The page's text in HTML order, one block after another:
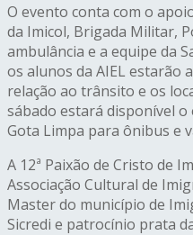
O evento conta com o
da Imicol, Brigada Militar,
ambulância e a equipe da
os alunos da AIEL estarão
relação ao trânsito e os
sábado estará disponível
Gota Limpa para ônibus e
A 12ª Paixão de Cristo de
Associação Cultural de
Master do município de
Sicredi e patrocínio prata